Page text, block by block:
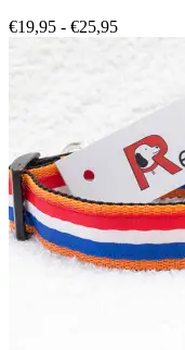
€19,95 - €25,95Prijsklasse: